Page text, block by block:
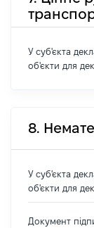
У суб'єкта
об'єкти для
8.
У суб'єкта
об'єкти для
Документ